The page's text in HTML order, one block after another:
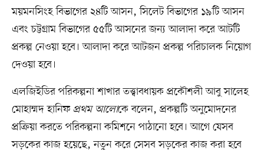
ময়মনসিংহ বিভাগের ২৪টি আসন, সিলেট বিভাগের ১৯টি আসন
এবং চট্টগ্রাম বিভাগের ৫৫টি আসনের জন্য আলাদা করে আটটি
প্রকল্প নেওয়া হবে। আলাদা করে আটজন প্রকল্প পরিচালক নিয়োগ
দেওয়া হবে।
এলজিইডির পরিকল্পনা শাখার তত্ত্বাবধায়ক প্রকৌশলী আবু সালেহ
মোহাম্মদ হানিফপ্রথম আলোকে বলেন, প্রকল্পটি অনুমোদনের
প্রক্রিয়া করতে পরিকল্পনা কমিশনে পাঠানো হবে। আগে যেসব
সড়কের কাজ হয়েছে, নতুন করে সেসব সড়কের কাজ করা হবে